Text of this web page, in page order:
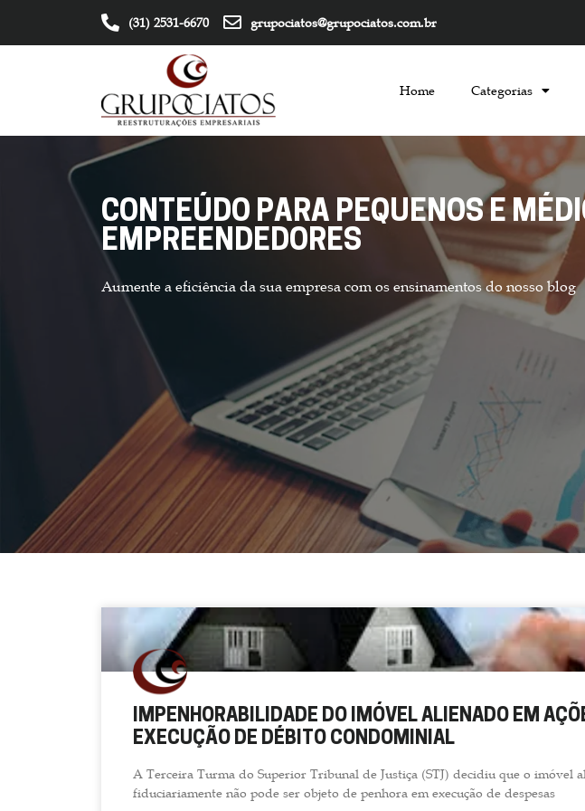
(31) 2531-6670 grupociatos@grupociatos.com.br
Home Categorias
CONTEÚDO PARA PEQUENOS E
EMPREENDEDORES
Aumente a eficiência da sua empresa com os ensinamentos do nosso blog
IMPENHORABILIDADE DO IMÓVEL ALIENADO EM
EXECUÇÃO DE DÉBITO CONDOMINIAL
A Terceira Turma do Superior Tribunal de Justiça (STJ) decidiu que o imóvel
fiduciariamente não pode ser objeto de penhora em execução de despesas